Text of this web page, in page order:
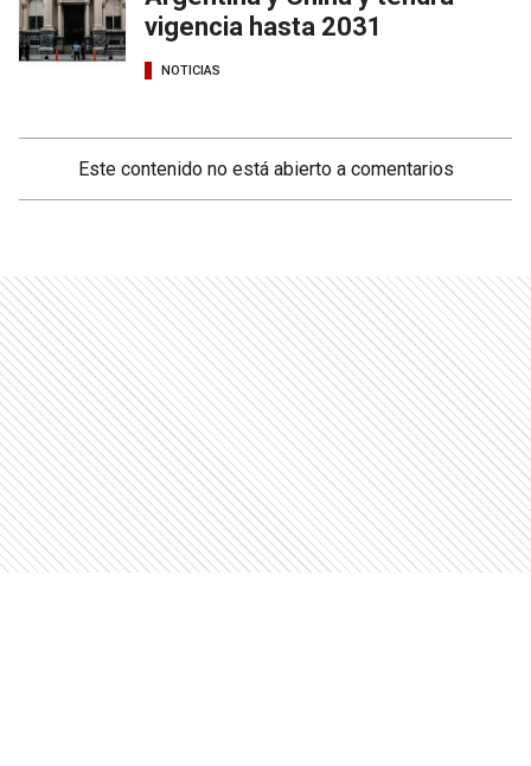
vigencia hasta 2031
NOTICIAS
Este contenido no está abierto a comentarios